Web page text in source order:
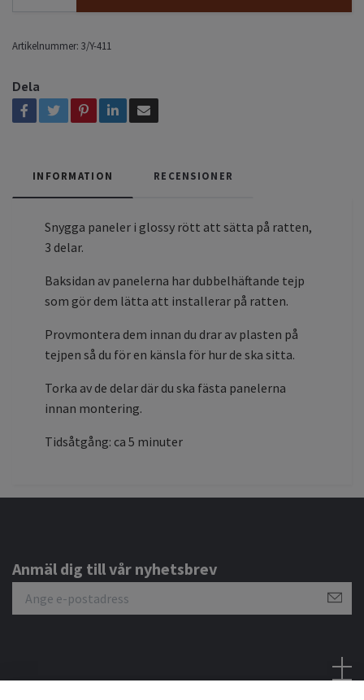
Artikelnummer: 3/Y-411
Dela
INFORMATION RECENSIONER
Snygga paneler i glossy rött att sätta på ratten,
3 delar.
Baksidan av panelerna har dubbelhäftande tejp
som gör dem lätta att installerar på ratten.
Provmontera dem innan du drar av plasten på
tejpen så du för en känsla för hur de ska sitta.
Torka av de delar där du ska fästa panelerna
innan montering.
Tidsåtgång: ca 5 minuter
Anmäl dig till vår nyhetsbrev